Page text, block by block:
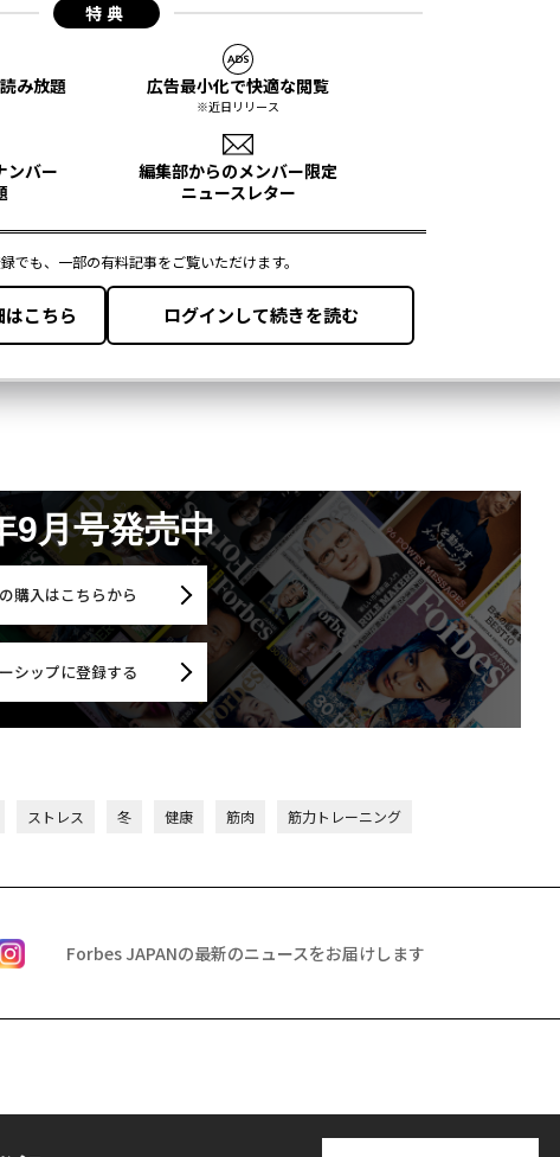
9月号発売中
購入はこちらから
シップに登録する
ストレス 冬 健康 筋肉 筋力トレーニング
Forbes JAPANの最新のニュースをお届けします